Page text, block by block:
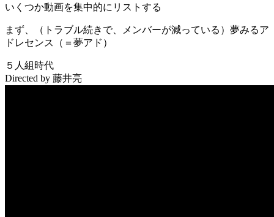
いくつか動画を集中的にリストする
まず、（トラブル続きで、メンバーが減っている）夢みるア
ドレセンス（＝夢アド）
５人組時代
Directed by 藤井亮